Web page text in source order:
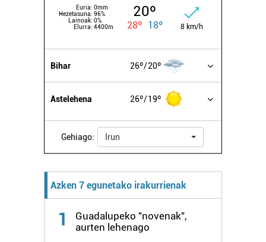
Euria: 0mm
Hezetasuna: 96%
Lainoak: 0%
Elurra: 4400m
20º
28º 18º 8 km/h
Bihar 26º 20º
Astelehena 26º 19º
Gehiago: Irun
Azken 7 egunetako irakurrienak
1
Guadalupeko "novenak",
aurten lehenago